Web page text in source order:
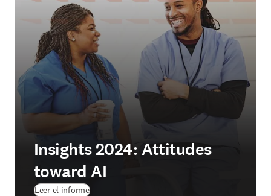
Insights 2024: Attitudes
toward AI
Leer el informe(